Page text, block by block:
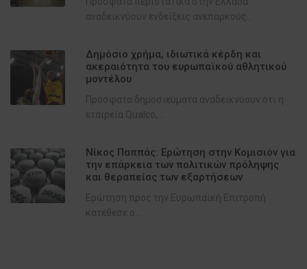
αναδεικνύουν ενδείξεις ανεπαρκούς...
Δημόσιο χρήμα, ιδιωτικά κέρδη και
ακεραιότητα του ευρωπαϊκού αθλητικού
μοντέλου
Πρόσφατα δημοσιεύματα αναδεικνύουν ότι η
εταιρεία Qualco,...
Νίκος Παππάς: Ερώτηση στην Κομισιόν για
την επάρκεια των πολιτικών πρόληψης
και θεραπείας των εξαρτήσεων
Ερώτηση προς την Ευρωπαϊκή Επιτροπή
κατέθεσε ο...